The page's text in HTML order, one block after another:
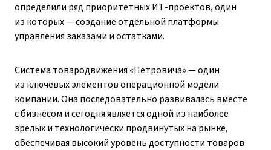
определили ряд приоритетных ИТ-проектов, один
из которых — создание отдельной платформы
управления заказами и остатками.
Система товародвижения «Петровича» — один
из ключевых элементов операционной модели
компании. Она последовательно развивалась вместе
с бизнесом и сегодня является одной из наиболее
зрелых и технологически продвинутых на рынке,
обеспечивая высокий уровень доступности товаров